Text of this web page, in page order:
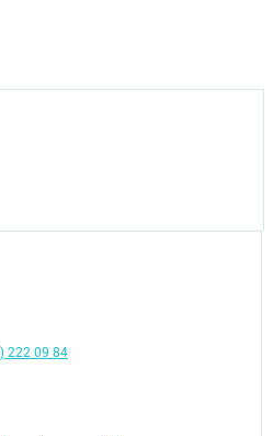
222 09 84